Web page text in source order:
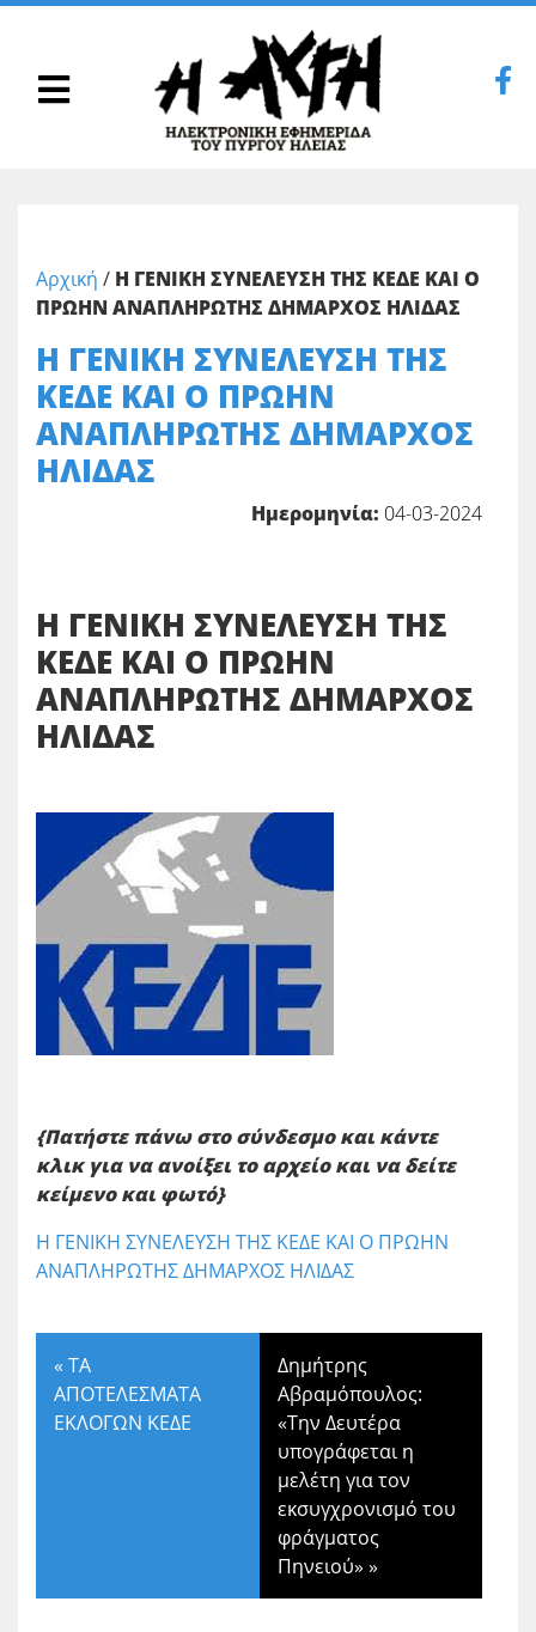
Αρχική / Η ΓΕΝΙΚΗ ΣΥΝΕΛΕΥΣΗ ΤΗΣ ΚΕΔΕ ΚΑΙ Ο
ΠΡΩΗΝ ΑΝΑΠΛΗΡΩΤΗΣ ΔΗΜΑΡΧΟΣ ΗΛΙΔΑΣ
Η ΓΕΝΙΚΗ ΣΥΝΕΛΕΥΣΗ ΤΗΣ
ΚΕΔΕ ΚΑΙ Ο ΠΡΩΗΝ
ΑΝΑΠΛΗΡΩΤΗΣ ΔΗΜΑΡΧΟΣ
ΗΛΙΔΑΣ
Ημερομηνία: 04-03-2024
Η ΓΕΝΙΚΗ ΣΥΝΕΛΕΥΣΗ ΤΗΣ
ΚΕΔΕ ΚΑΙ Ο ΠΡΩΗΝ
ΑΝΑΠΛΗΡΩΤΗΣ ΔΗΜΑΡΧΟΣ
ΗΛΙΔΑΣ
{Πατήστε πάνω στο σύνδεσμο και κάντε
κλικ για να ανοίξει το αρχείο και να δείτε
κείμενο και φωτό}
Η ΓΕΝΙΚΗ ΣΥΝΕΛΕΥΣΗ ΤΗΣ ΚΕΔΕ ΚΑΙ Ο ΠΡΩΗΝ
ΑΝΑΠΛΗΡΩΤΗΣ ΔΗΜΑΡΧΟΣ ΗΛΙΔΑΣ
« ΤΑ
ΑΠΟΤΕΛΕΣΜΑΤΑ
ΕΚΛΟΓΩΝ ΚΕΔΕ
Δημήτρης
Αβραμόπουλος:
«Την Δευτέρα
υπογράφεται η
μελέτη για τον
εκσυγχρονισμό του
φράγματος
Πηνειού» »